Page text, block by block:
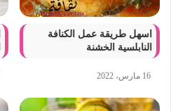
اسهل طريقة عمل الكنافة
النابلسية الخشنة
16 مارس، 2022